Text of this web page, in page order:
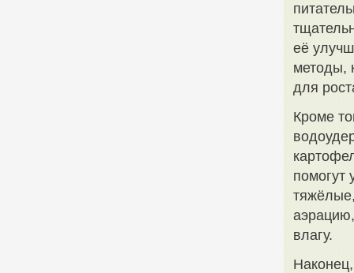
её
методы,
для
Кроме
помогут
влагу.